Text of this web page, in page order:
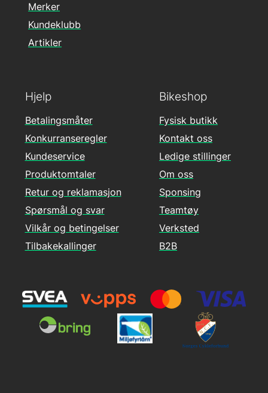
Hjelp
Betalingsmåter
Konkurranseregler
Kundeservice
Produktomtaler
Retur og reklamasjon
Spørsmål og svar
Vilkår og betingelser
Tilbakekallinger
Merker
Kundeklubb
Artikler
Bikeshop
Fysisk butikk
Kontakt oss
Ledige stillinger
Om oss
Sponsing
Teamtøy
Verksted
B2B